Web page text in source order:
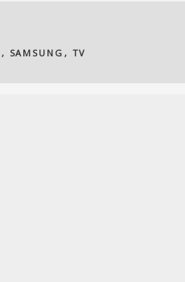
, SAMSUNG , TV